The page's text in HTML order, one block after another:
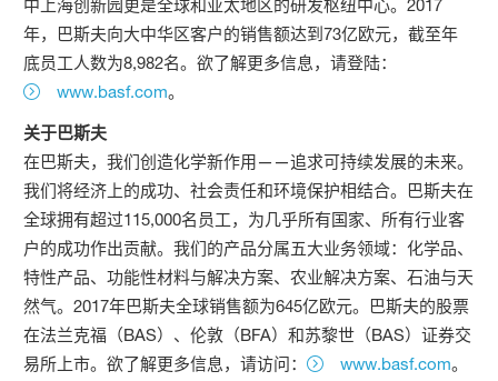
中上海创新园更是全球和亚太地区的研发枢纽中心。2017
年，巴斯夫向大中华区客户的销售额达到73亿欧元，截至年
底员工人数为8,982名。欲了解更多信息，请登陆：
www.basf.com。
关于巴斯夫
在巴斯夫，我们创造化学新作用——追求可持续发展的未来。
我们将经济上的成功、社会责任和环境保护相结合。巴斯夫在
全球拥有超过115,000名员工，为几乎所有国家、所有行业客
户的成功作出贡献。我们的产品分属五大业务领域：化学品、
特性产品、功能性材料与解决方案、农业解决方案、石油与天
然气。2017年巴斯夫全球销售额为645亿欧元。巴斯夫的股票
在法兰克福（BAS）、伦敦（BFA）和苏黎世（BAS）证券交
易所上市。欲了解更多信息，请访问：
www.basf.com。